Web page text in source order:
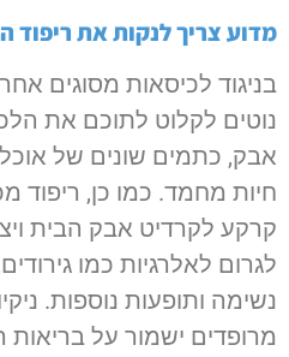
מדוע צריך לנקות את ריפוד
בניגוד לכיסאות מסוגים
נוטים לקלוט לתוכם את
אבק, כתמים שונים של
חיות מחמד. כמו כן, ריפוד
קרקע לקרדיט אבק הבית
לגרום לאלרגיות כמו
נשימה ותופעות נוספות.
מרופדים ישמור על